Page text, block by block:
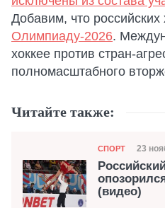
Добавим, что российских
Олимпиаду-2026.
хоккее против стран-
полномасштабного
Читайте также:
Категория
СПОРТ 23
(видео)